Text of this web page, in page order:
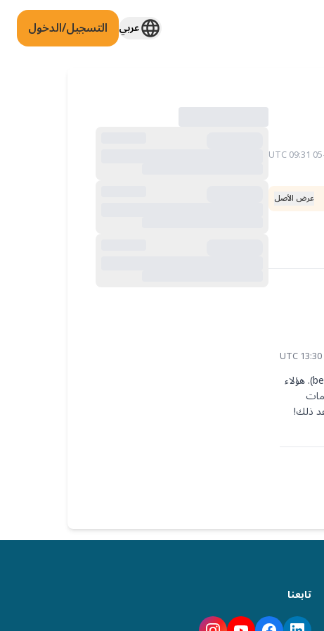
عربي التسجيل/الدخول
عرض الأصل
تابعنا